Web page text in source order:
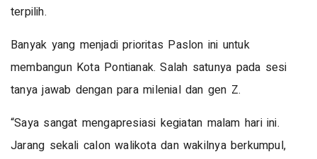
terpilih.
Banyak yang menjadi prioritas Paslon ini untuk
membangun Kota Pontianak. Salah satunya pada sesi
tanya jawab dengan para milenial dan gen Z.
“Saya sangat mengapresiasi kegiatan malam hari ini.
Jarang sekali calon walikota dan wakilnya berkumpul,